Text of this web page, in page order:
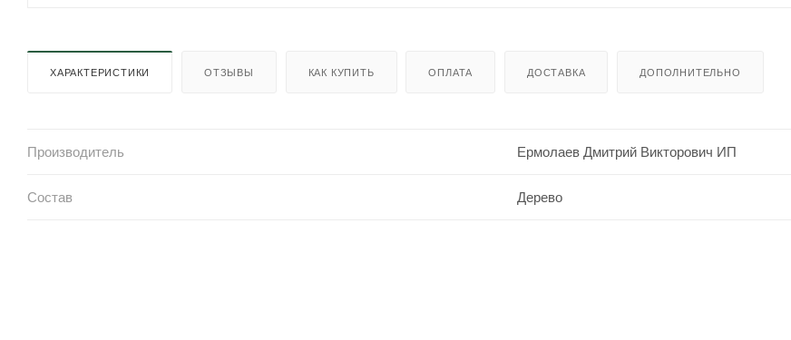
ХАРАКТЕРИСТИКИ ОТЗЫВЫ КАК КУПИТЬ ОПЛАТА ДОСТАВКА ДОПОЛНИТЕЛЬНО
Производитель Ермолаев Дмитрий Викторович ИП
Состав Дерево